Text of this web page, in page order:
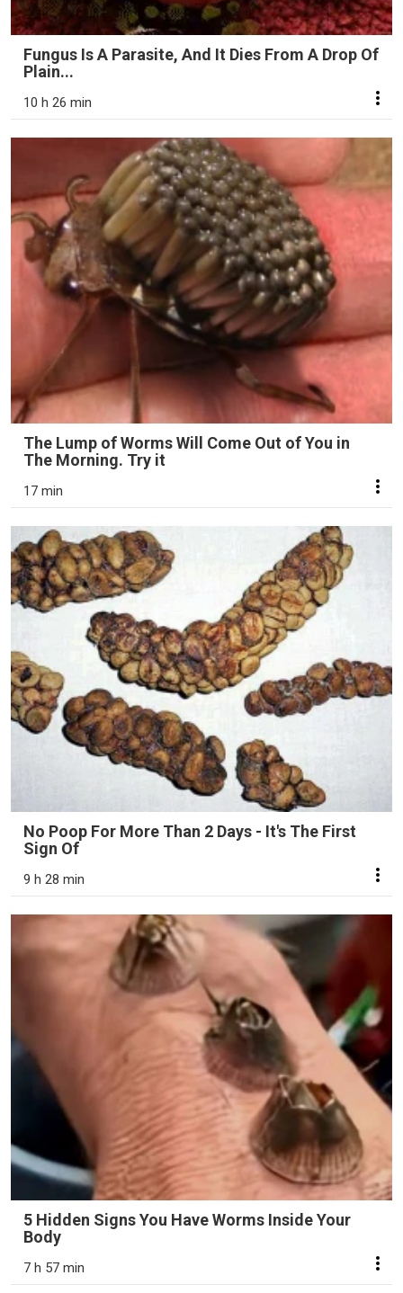
Fungus Is A Parasite, And It Dies From A Drop Of
Plain...
10 h 26 min
The Lump of Worms Will Come Out of You in
The Morning. Try it
17 min
No Poop For More Than 2 Days - It's The First
Sign Of
9 h 28 min
5 Hidden Signs You Have Worms Inside Your
Body
7 h 57 min